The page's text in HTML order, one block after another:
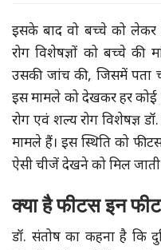
इसके बाद वो बच्चे को लेकर
रोग विशेषज्ञों को बच्चे की
उसकी जांच की, जिसमें पता
इस मामले को देखकर हर कोई
रोग एवं शल्य रोग विशेषज्ञ
मामले हैं। इस स्थिति को
ऐसी चीजें देखने को मिल जाती
क्या है फीटस इन
डॉ. संतोष का कहना है कि